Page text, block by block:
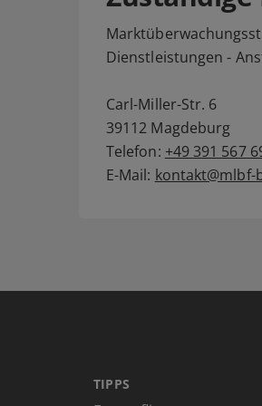
Dienstleistungen -
Carl-Miller-Str. 6
39112 Magdeburg
Telefon: +49 391 567
E-Mail:
TIPPS